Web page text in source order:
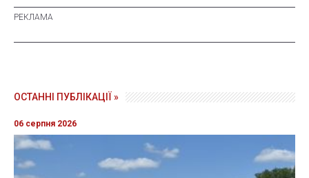
ОСТАННІ ПУБЛІКАЦІЇ »
06 серпня 2026